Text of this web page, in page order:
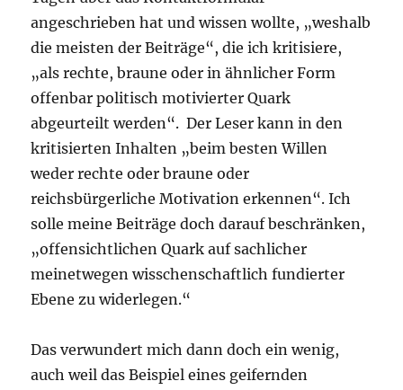
angeschrieben hat und wissen wollte, „weshalb
die meisten der Beiträge“, die ich kritisiere,
„als rechte, braune oder in ähnlicher Form
offenbar politisch motivierter Quark
abgeurteilt werden“. Der Leser kann in den
kritisierten Inhalten „beim besten Willen
weder rechte oder braune oder
reichsbürgerliche Motivation erkennen“. Ich
solle meine Beiträge doch darauf beschränken,
„offensichtlichen Quark auf sachlicher
meinetwegen wisschenschaftlich fundierter
Ebene zu widerlegen.“
Das verwundert mich dann doch ein wenig,
auch weil das Beispiel eines geifernden